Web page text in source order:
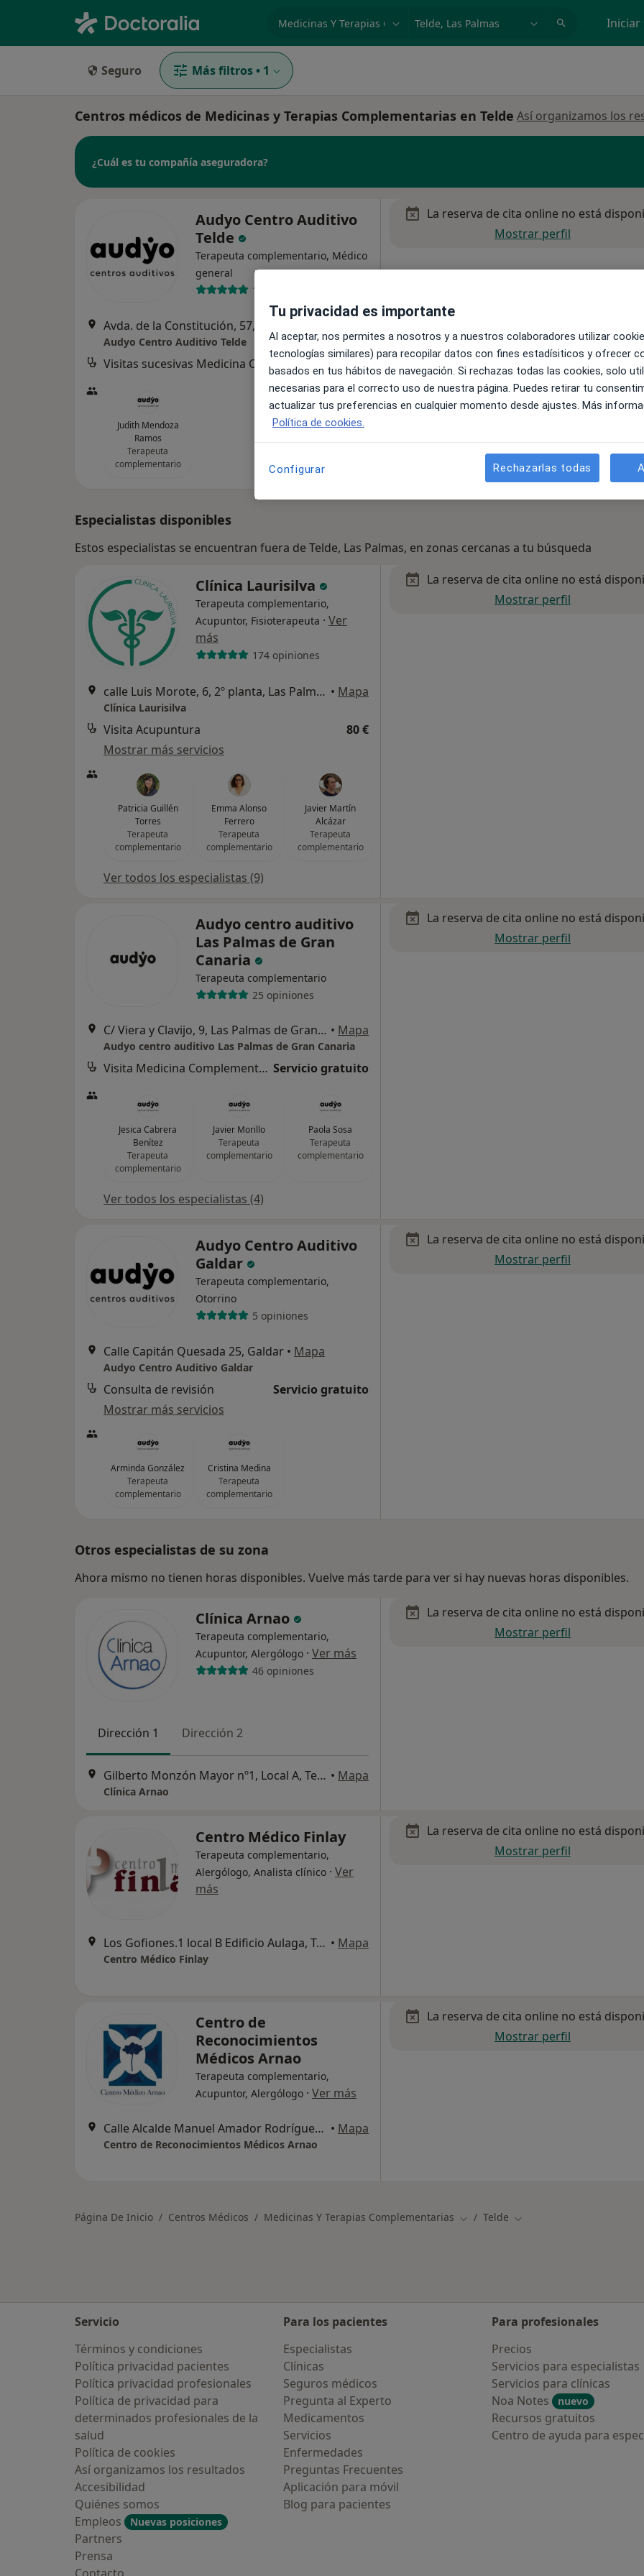
Iniciar
Seguro Más filtros • 1
Centros médicos de Medicinas y Terapias Complementarias en Telde Así organizamos los
¿Cuál es tu compañía aseguradora?
Audyo Centro Auditivo
Telde
Terapeuta complementario, Médico
general
1 opinión
Avda. de la Constitución, 57, local., Telde
Audyo Centro Auditivo Telde
Servicio gratuito
Judith Mendoza
Ramos
Terapeuta
complementario
La reserva de cita online no está
Mostrar perfil
Especialistas disponibles
Estos especialistas se encuentran fuera de Telde, Las Palmas, en zonas cercanas a tu búsqueda
Clínica Laurisilva
Terapeuta complementario,
Acupuntor, Fisioterapeuta · Ver
más
174 opiniones
calle Luis Morote, 6, 2º planta, Las Palmas de Gran Canaria • Mapa
Clínica Laurisilva
Visita Acupuntura
80 €
Mostrar más servicios
Patricia Guillén
Torres
Terapeuta
complementario
Emma Alonso
Ferrero
Terapeuta
complementario
Javier Martín
Alcázar
Terapeuta
complementario
Ver todos los especialistas (9)
La reserva de cita online no está
Mostrar perfil
Audyo centro auditivo
Las Palmas de Gran
Canaria
Terapeuta complementario
25 opiniones
C/ Viera y Clavijo, 9, Las Palmas de Gran Canaria • Mapa
Audyo centro auditivo Las Palmas de Gran Canaria
Visita Medicina Complementaria y terapias alternativas Servicio gratuito
Jesica Cabrera
Benítez
Terapeuta
complementario
Javier Morillo
Terapeuta
complementario
Paola Sosa
Terapeuta
complementario
Ver todos los especialistas (4)
La reserva de cita online no está
Mostrar perfil
Audyo Centro Auditivo
Galdar
Terapeuta complementario,
Otorrino
5 opiniones
Calle Capitán Quesada 25, Galdar • Mapa
Audyo Centro Auditivo Galdar
Consulta de revisión
Servicio gratuito
Mostrar más servicios
Arminda González
Terapeuta
complementario
Cristina Medina
Terapeuta
complementario
La reserva de cita online no está
Mostrar perfil
Otros especialistas de su zona
Ahora mismo no tienen horas disponibles. Vuelve más tarde para ver si hay nuevas horas disponibles.
Clínica Arnao
Terapeuta complementario,
Acupuntor, Alergólogo · Ver más
46 opiniones
Dirección 1 Dirección 2
Gilberto Monzón Mayor nº1, Local A, Telde • Mapa
Clínica Arnao
La reserva de cita online no está
Mostrar perfil
Centro Médico Finlay
Terapeuta complementario,
Alergólogo, Analista clínico · Ver
más
Los Gofiones.1 local B Edificio Aulaga, Telde • Mapa
Centro Médico Finlay
La reserva de cita online no está
Mostrar perfil
Centro de
Reconocimientos
Médicos Arnao
Terapeuta complementario,
Acupuntor, Alergólogo · Ver más
Calle Alcalde Manuel Amador Rodríguez, nº10, Telde • Mapa
Centro de Reconocimientos Médicos Arnao
La reserva de cita online no está
Mostrar perfil
Página De Inicio Centros Médicos Medicinas Y Terapias Complementarias Cambiar de ciudad
Telde Cambiar de ciudad
Servicio
Términos y condiciones
Política privacidad pacientes
Política privacidad profesionales
Política de privacidad para
determinados profesionales de la
salud
Política de cookies
Así organizamos los resultados
Accesibilidad
Quiénes somos
Empleos
Nuevas posiciones
Partners
Prensa
Para los pacientes
Especialistas
Clínicas
Seguros médicos
Pregunta al Experto
Medicamentos
Servicios
Enfermedades
Preguntas Frecuentes
Aplicación para móvil
Blog para pacientes
Para profesionales
Precios
Servicios para especialistas
Servicios para clínicas
Noa Notes
nuevo
Recursos gratuitos
Centro de ayuda para
Tu privacidad es importante
Al aceptar, nos permites a nosotros y a nuestros colaboradores utilizar
tecnologías similares) para recopilar datos con fines estadísiticos y ofrecer
basados en tus hábitos de navegación. Si rechazas todas las cookies, solo
necesarias para el correcto uso de nuestra página. Puedes retirar tu
actualizar tus preferencias en cualquier momento desde ajustes. Más
Política de cookies.
Configurar Rechazarlas todas